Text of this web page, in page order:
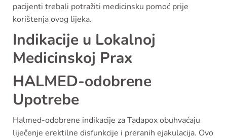
pacijenti trebali potražiti medicinsku pomoć prije
korištenja ovog lijeka.
Indikacije u Lokalnoj
Medicinskoj Prax
HALMED-odobrene
Upotrebe
Halmed-odobrene indikacije za Tadapox obuhvaćaju
liječenje erektilne disfunkcije i preranih ejakulacija. Ovo